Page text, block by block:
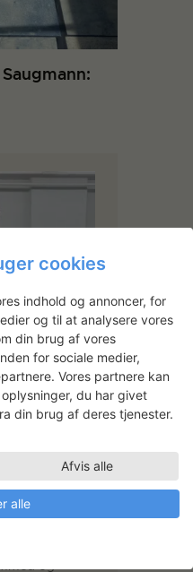
og udland.
kredser
cookies
indhold og annoncer, for
og til at analysere vores
din brug af vores
for sociale medier,
Vores partnere kan
du har givet
din brug af deres tjenester.
Afvis alle
alle